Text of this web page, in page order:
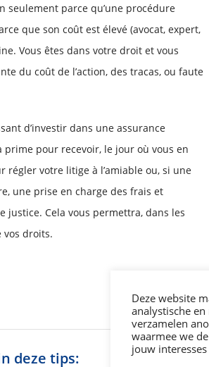
seulement parce qu’une procédure
que son coût est élevé (avocat, expert,
Vous êtes dans votre droit et vous
du coût de l’action, des tracas, ou faute
d’investir dans une assurance
pour recevoir, le jour où vous en
votre litige à l’amiable ou, si une
une prise en charge des frais et
justice. Cela vous permettra, dans les
droits.
deze tips:
Deze website
analystische
verzamelen
waarmee we
jouw interesses